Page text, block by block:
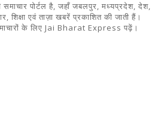
पोर्टल है, जहाँ जबलपुर, मध्यप्रदेश, देश,
शिक्षा एवं ताज़ा खबरें प्रकाशित की जाती हैं।
के लिए Jai Bharat Express पढ़ें।